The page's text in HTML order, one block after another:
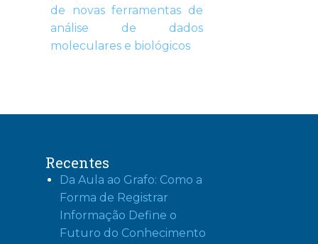
de novas ferramentas de
análise de dados
moleculares e biológicos
Recentes
Da Aula ao Grafo: Como a
Forma de Registrar
Informação Define o
Futuro do Conhecimento